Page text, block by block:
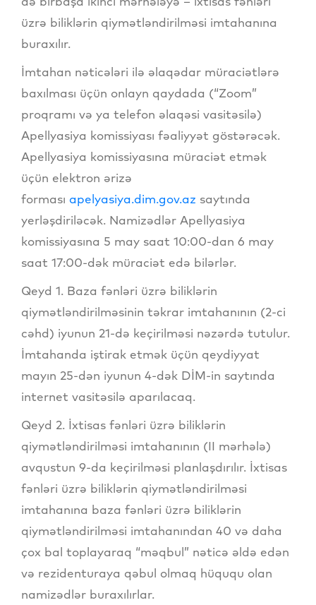
üzrə biliklərin qiymətləndirilməsi imtahanına
buraxılır.
İmtahan nəticələri ilə əlaqədar müraciətlərə
baxılması üçün onlayn qaydada (“Zoom”
proqramı və ya telefon əlaqəsi vasitəsilə)
Apellyasiya komissiyası fəaliyyət göstərəcək.
Apellyasiya komissiyasına müraciət etmək
üçün elektron ərizə
forması apelyasiya.dim.gov.az saytında
yerləşdiriləcək. Namizədlər Apellyasiya
komissiyasına 5 may saat 10:00-dan 6 may
saat 17:00-dək müraciət edə bilərlər.
Qeyd 1. Baza fənləri üzrə biliklərin
qiymətləndirilməsinin təkrar imtahanının (2-ci
cəhd) iyunun 21-də keçirilməsi nəzərdə tutulur.
İmtahanda iştirak etmək üçün qeydiyyat
mayın 25-dən iyunun 4-dək DİM-in saytında
internet vasitəsilə aparılacaq.
Qeyd 2. İxtisas fənləri üzrə biliklərin
qiymətləndirilməsi imtahanının (II mərhələ)
avqustun 9-da keçirilməsi planlaşdırılır. İxtisas
fənləri üzrə biliklərin qiymətləndirilməsi
imtahanına baza fənləri üzrə biliklərin
qiymətləndirilməsi imtahanından 40 və daha
çox bal toplayaraq “məqbul” nəticə əldə edən
və rezidenturaya qəbul olmaq hüququ olan
namizədlər buraxılırlar.